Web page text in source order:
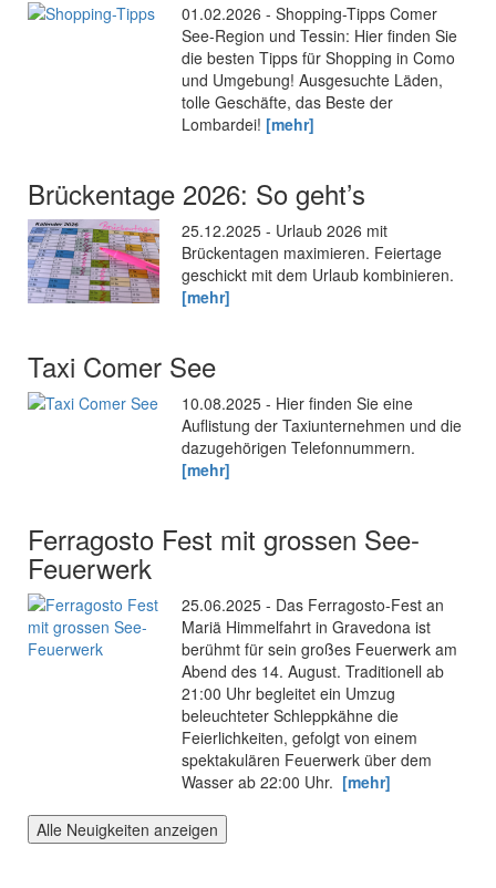
01.02.2026 - Shopping-Tipps Comer
See-Region und Tessin: Hier finden Sie
die besten Tipps für Shopping in Como
und Umgebung! Ausgesuchte Läden,
tolle Geschäfte, das Beste der
Lombardei! [mehr]
Brückentage 2026: So geht’s
25.12.2025 - Urlaub 2026 mit
Brückentagen maximieren. Feiertage
geschickt mit dem Urlaub kombinieren.
[mehr]
Taxi Comer See
10.08.2025 - Hier finden Sie eine
Auflistung der Taxiunternehmen und die
dazugehörigen Telefonnummern.
[mehr]
Ferragosto Fest mit grossen See-
Feuerwerk
25.06.2025 - Das Ferragosto-Fest an
Mariä Himmelfahrt in Gravedona ist
berühmt für sein großes Feuerwerk am
Abend des 14. August. Traditionell ab
21:00 Uhr begleitet ein Umzug
beleuchteter Schleppkähne die
Feierlichkeiten, gefolgt von einem
spektakulären Feuerwerk über dem
Wasser ab 22:00 Uhr. [mehr]
Alle Neuigkeiten anzeigen